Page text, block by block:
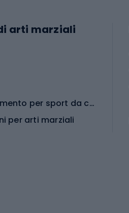
arti marziali
Abbigliamento per sport da combattimento
per arti marziali